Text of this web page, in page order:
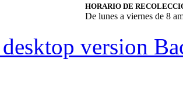
HORARIO DE
De lunes a viernes de 8
version